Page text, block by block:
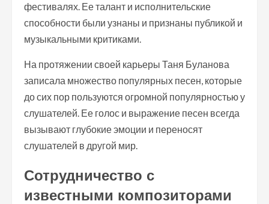
фестивалях. Ее талант и исполнительские
способности были узнаны и признаны публикой и
музыкальными критиками.
На протяжении своей карьеры Таня Буланова
записала множество популярных песен, которые
до сих пор пользуются огромной популярностью у
слушателей. Ее голос и выражение песен всегда
вызывают глубокие эмоции и переносят
слушателей в другой мир.
Сотрудничество с
известными композиторами